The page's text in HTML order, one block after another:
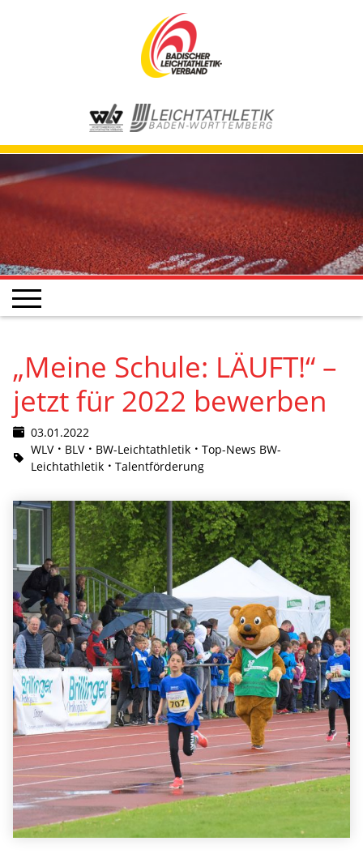
„Meine Schule: LÄUFT!“ –
jetzt für 2022 bewerben
03.01.2022
WLV
BLV BW-Leichtathletik
Top-News BW-
Leichtathletik
Talentförderung